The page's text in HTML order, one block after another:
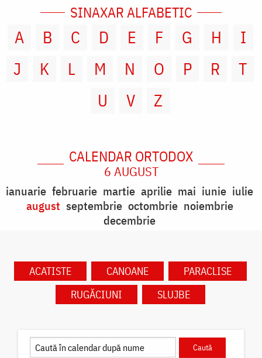
SINAXAR ALFABETIC
A B C D E F G H
I
J
K L M N O P R
T
U
V Z
CALENDAR ORTODOX
6 AUGUST
ianuarie februarie martie aprilie mai iunie iulie
august septembrie octombrie noiembrie
decembrie
ACATISTE CANOANE
PARACLISE
RUGĂCIUNI
SLUJBE